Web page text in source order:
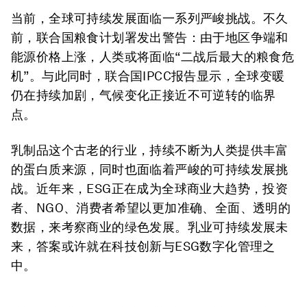
当前，全球可持续发展面临一系列严峻挑战。不久
前，联合国粮食计划署发出警告：由于地区争端和
能源价格上涨，人类或将面临“二战后最大的粮食危
机”。与此同时，联合国IPCC报告显示，全球变暖
仍在持续加剧，气候变化正接近不可逆转的临界
点。
乳制品这个古老的行业，持续不断为人类提供丰富
的蛋白质来源，同时也面临着严峻的可持续发展挑
战。近年来，ESG正在成为全球商业大趋势，投资
者、NGO、消费者希望以更加准确、全面、透明的
数据，来考察商业的绿色发展。乳业可持续发展未
来，答案或许就在科技创新与ESG数字化管理之
中。